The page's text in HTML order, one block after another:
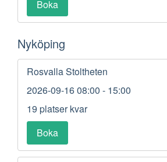
Boka
Nyköping
Rosvalla Stoltheten
2026-09-1608:00 - 15:00
19 platser kvar
Boka